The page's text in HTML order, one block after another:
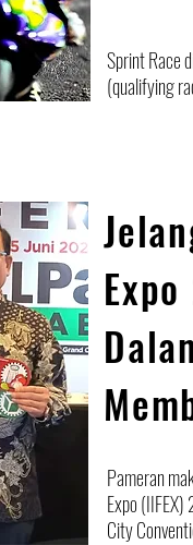
Sprint Race
(qualifying
Pameran
Expo
City